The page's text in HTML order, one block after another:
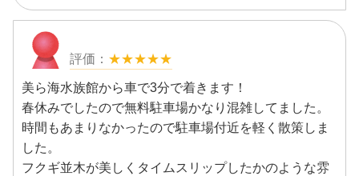
★★★★★
美ら海水族館から車で3分で着きます！
春休みでしたので無料駐車場かなり混雑してました。
時間もあまりなかったので駐車場付近を軽く散策しま
した。
フクギ並木が美しくタイムスリップしたかのような雰